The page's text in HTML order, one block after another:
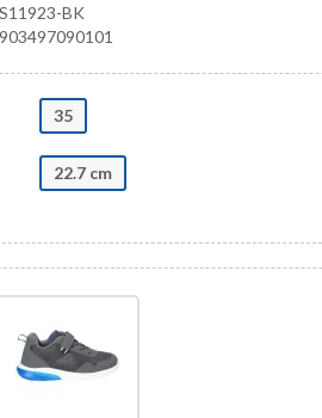
BK
35
22.7 cm